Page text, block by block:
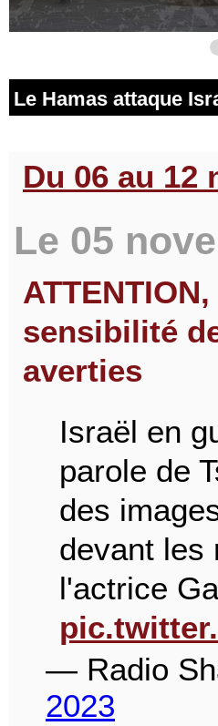
Le Hamas attaque
Du 06 au 12
Le 05
sensibilité
averties
Israël en
parole de
des
devant les
l'actrice
— Radio
2023